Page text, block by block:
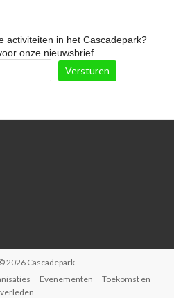
activiteiten in het Cascadepark?
onze nieuwsbrief
2026Cascadepark.
Evenementen
Toekomst en
verleden